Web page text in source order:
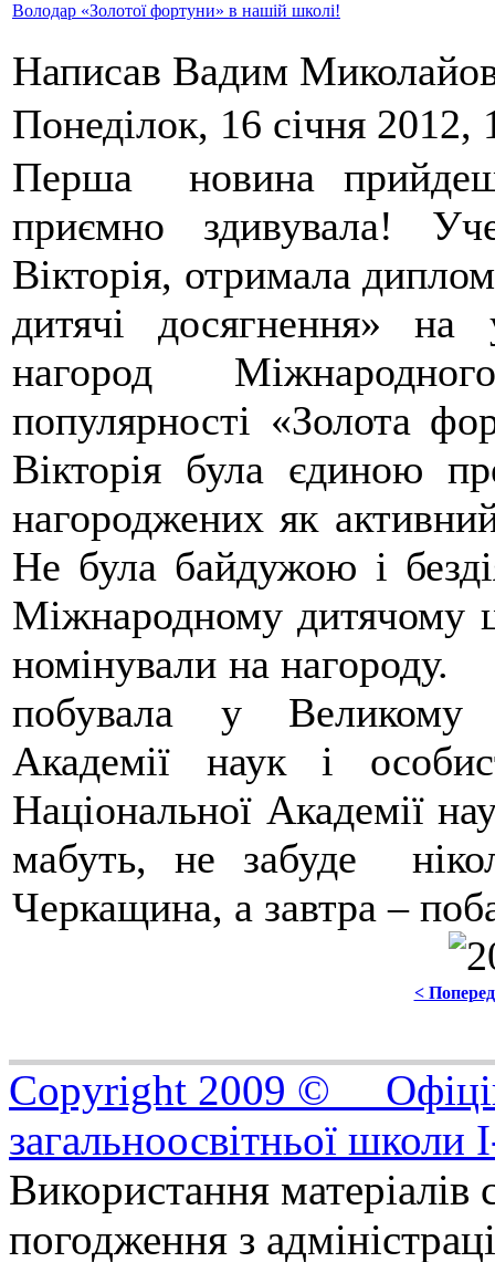
Володар «Золотої фортуни» в нашій школі!
Написав Вадим
Понеділок, 16 січня 2012,
Перша новина
приємно здивувала!
Вікторія, отримала
дитячі досягнення» на
нагород
популярності «Золота
Вікторія була єдиною
нагороджених як
Не була байдужою і
Міжнародному дитячому
номінували на
побувала у Великому
Академії наук і
Національної Академії
мабуть, не забуде
Черкащина, а завтра –
<
Copyright 2009 ©
загальноосвітньої
Використання матеріалів
погодження з